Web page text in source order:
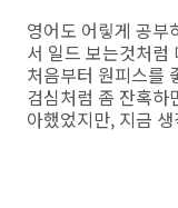
영어도 어맇게 공부
서 일드 보는것처럼
처음부터 원피스를
검심처럼 좀 잔혹하
아했었지만, 지금